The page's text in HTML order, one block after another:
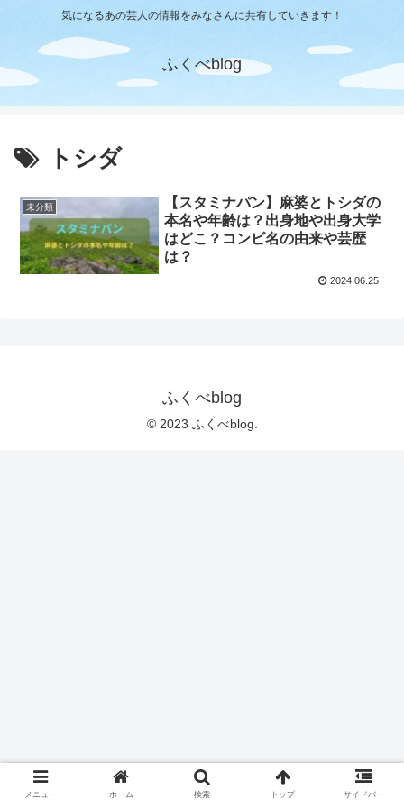
気になるあの芸人の情報をみなさんに共有していきます！
ふくべblog
トシダ
未分類
【スタミナパン】麻婆とトシダの
本名や年齢は？出身地や出身大学
はどこ？コンビ名の由来や芸歴
は？
2024.06.25
ふくべblog
© 2023 ふくべblog.
メニュー ホーム 検索 トップ サイドバー